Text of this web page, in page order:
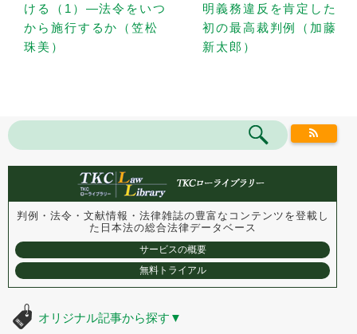
ける（1）—法令をいつ
から施行するか（笠松
珠美）
明義務違反を肯定した
初の最高裁判例（加藤
新太郎）
判例・法令・文献情報・法律雑誌の豊富なコンテンツを登載し
た 日本法の総合法律データベース
サービスの概要
無料トライアル
オリジナル記事から探す ▼